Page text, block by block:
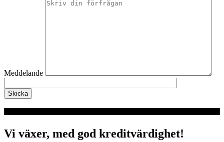
Meddelande
Vi växer, med god kreditvärdighet!